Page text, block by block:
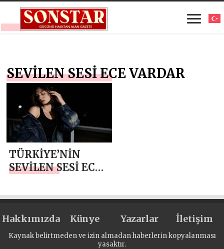
SEVİLEN SESİ ECE VARDAR
TÜRKİYE’NİN
SEVİLEN SESİ ECE
ŞARKISI “AGANTA
BURİNATA” İÇİN
STÜDYODA!
Hakkımızda Künye Yazarlar İletişim
Kaynak belirtmeden ve izin almadan haberlerin kopyalanması
yasaktır.